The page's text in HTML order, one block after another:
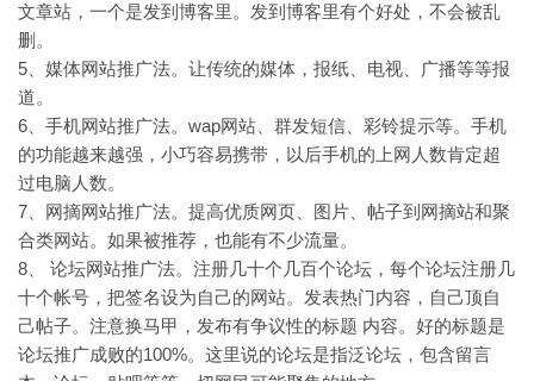
文章站，一个是发到博客里。发到博客里有个好处，不会被乱
删。
5、媒体网站推广法。让传统的媒体，报纸、电视、广播等等报
道。
6、手机网站推广法。wap网站、群发短信、彩铃提示等。手机
的功能越来越强，小巧容易携带，以后手机的上网人数肯定超
过电脑人数。
7、网摘网站推广法。提高优质网页、图片、帖子到网摘站和聚
合类网站。如果被推荐，也能有不少流量。
8、 论坛网站推广法。注册几十个几百个论坛，每个论坛注册几
十个帐号，把签名设为自己的网站。发表热门内容，自己顶自
己帖子。注意换马甲，发布有争议性的标题 内容。好的标题是
论坛推广成败的100%。这里说的论坛是指泛论坛，包含留言